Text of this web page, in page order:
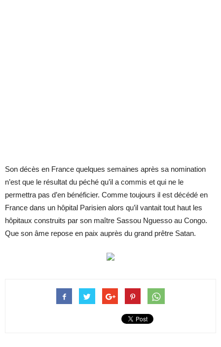
Son décès en France quelques semaines après sa nomination
n’est que le résultat du péché qu’il a commis et qui ne le
permettra pas d’en bénéficier. Comme toujours il est décédé en
France dans un hôpital Parisien alors qu’il vantait tout haut les
hôpitaux construits par son maître Sassou Nguesso au Congo.
Que son âme repose en paix auprès du grand prêtre Satan.